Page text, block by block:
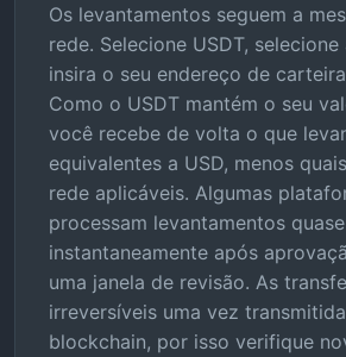
Os levantamentos seguem a
rede. Selecione USDT, selecione
insira o seu endereço de
Como o USDT mantém o seu
você recebe de volta o que
equivalentes a USD, menos
rede aplicáveis. Algumas
processam levantamentos quase
instantaneamente após
uma janela de revisão. As
irreversíveis uma vez
blockchain, por isso verifique